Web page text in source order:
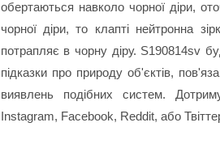
обертаються навколо чорної діри,
чорної діри, то клапті нейтронна
потрапляє в чорну діру. S190814sv
підказки про природу об'єктів,
виявлень подібних систем.
Instagram, Facebook, Reddit, або